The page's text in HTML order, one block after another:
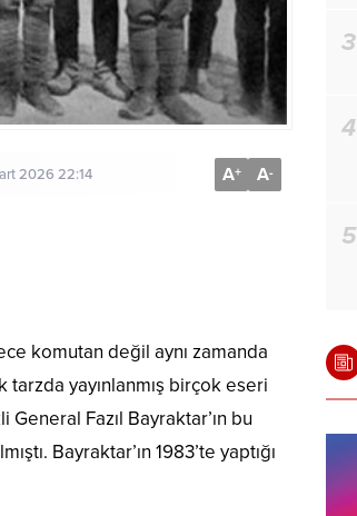
2026 22:14 A+ A-
komutan değil aynı zamanda
yayınlanmış birçok eseri
Fazıl Bayraktar’ın bu
Bayraktar’ın 1983’te yaptığı
3
4
5